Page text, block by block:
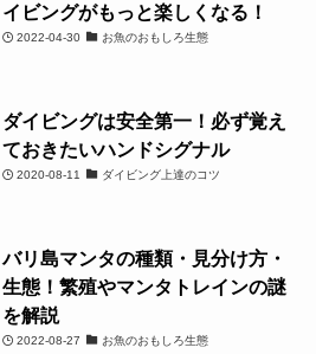
イビングがもっと楽しくなる！
2022-04-30 お魚のおもしろ生態
ダイビングは安全第一！必ず覚え
ておきたいハンドシグナル
2020-08-11 ダイビング上達のコツ
バリ島マンタの種類・見分け方・
生態！繁殖やマンタトレインの謎
を解説
2022-08-27 お魚のおもしろ生態